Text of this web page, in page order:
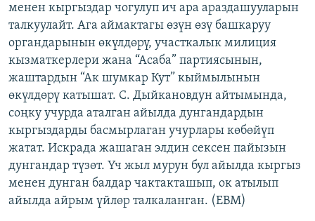
ЭЖЕ-СИҢДИЛЕР
АЗАТТЫК+
ЫҢГАЙСЫЗ СУРООЛОР
ОНЛАЙН ШЕРИНЕ
ЭЕ/АРнун бардык сайттары
менен кыргыздар чогулуп ич ара араздашууларын
талкуулайт. Ага аймактагы өзүн өзү башкаруу
органдарынын өкүлдөрү, участкалык милиция
кызматкерлери жана “Асаба” партиясынын,
жаштардын “Ак шумкар Кут” кыймылынын
өкүлдөрү катышат. С. Дыйкановдун айтымында,
соңку учурда аталган айылда дунгандардын
кыргыздарды басмырлаган учурлары көбөйүп
жатат. Искрада жашаган элдин сексен пайызын
дунгандар түзөт. Үч жыл мурун бул айылда кыргыз
менен дунган балдар чактакташып, ок атылып
айылда айрым үйлөр талкаланган. (EBM)